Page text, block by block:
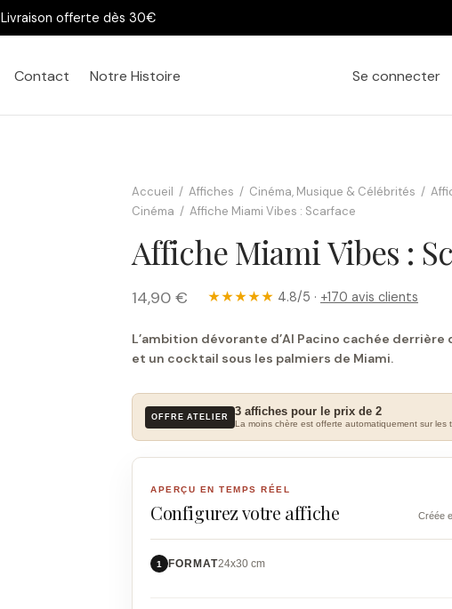
Livraison offerte dès 30€
Contact Notre Histoire Se connecter
Accueil / Affiches / Cinéma, Musique & Célébrités /
Cinéma / Affiche Miami Vibes : Scarface
Affiche Miami Vibes :
14,90 € ★★★★★ 4.8/5 · +170 avis clients
L’ambition dévorante d’Al Pacino cachée
et un cocktail sous les palmiers de Miami.
OFFRE ATELIER 3 affiches pour le prix de 2
La moins chère est offerte automatiquement sur les
APERÇU EN TEMPS RÉEL
Configurez votre affiche Créée
1 FORMAT24x30 cm